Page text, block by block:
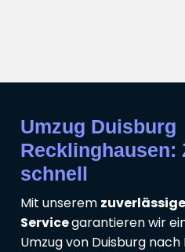
Umzug Duisburg
Recklinghausen:
schnell
Mit unserem
Servicegarantieren wir
Umzug von Duisburg nach